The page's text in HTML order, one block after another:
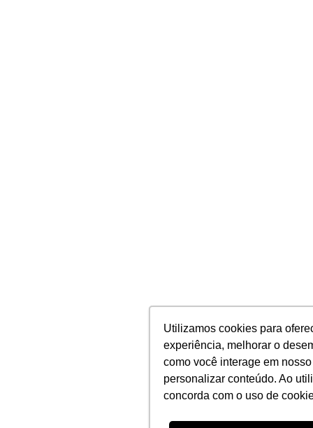
Utilizamos cookies para
experiência, melhorar o
como você interage em
personalizar conteúdo. Ao
concorda com o uso de
Utilizamos cookies para
experiência, melhorar o
como você interage em
personalizar conteúdo. Ao
concorda com o uso de